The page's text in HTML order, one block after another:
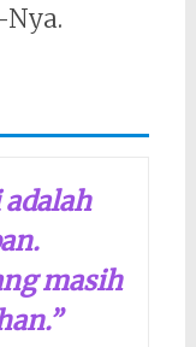
adalah
masih